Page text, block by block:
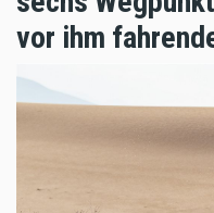
vor ihm